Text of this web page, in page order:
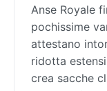
Anse Royale
pochissime
attestano
ridotta
crea sacche